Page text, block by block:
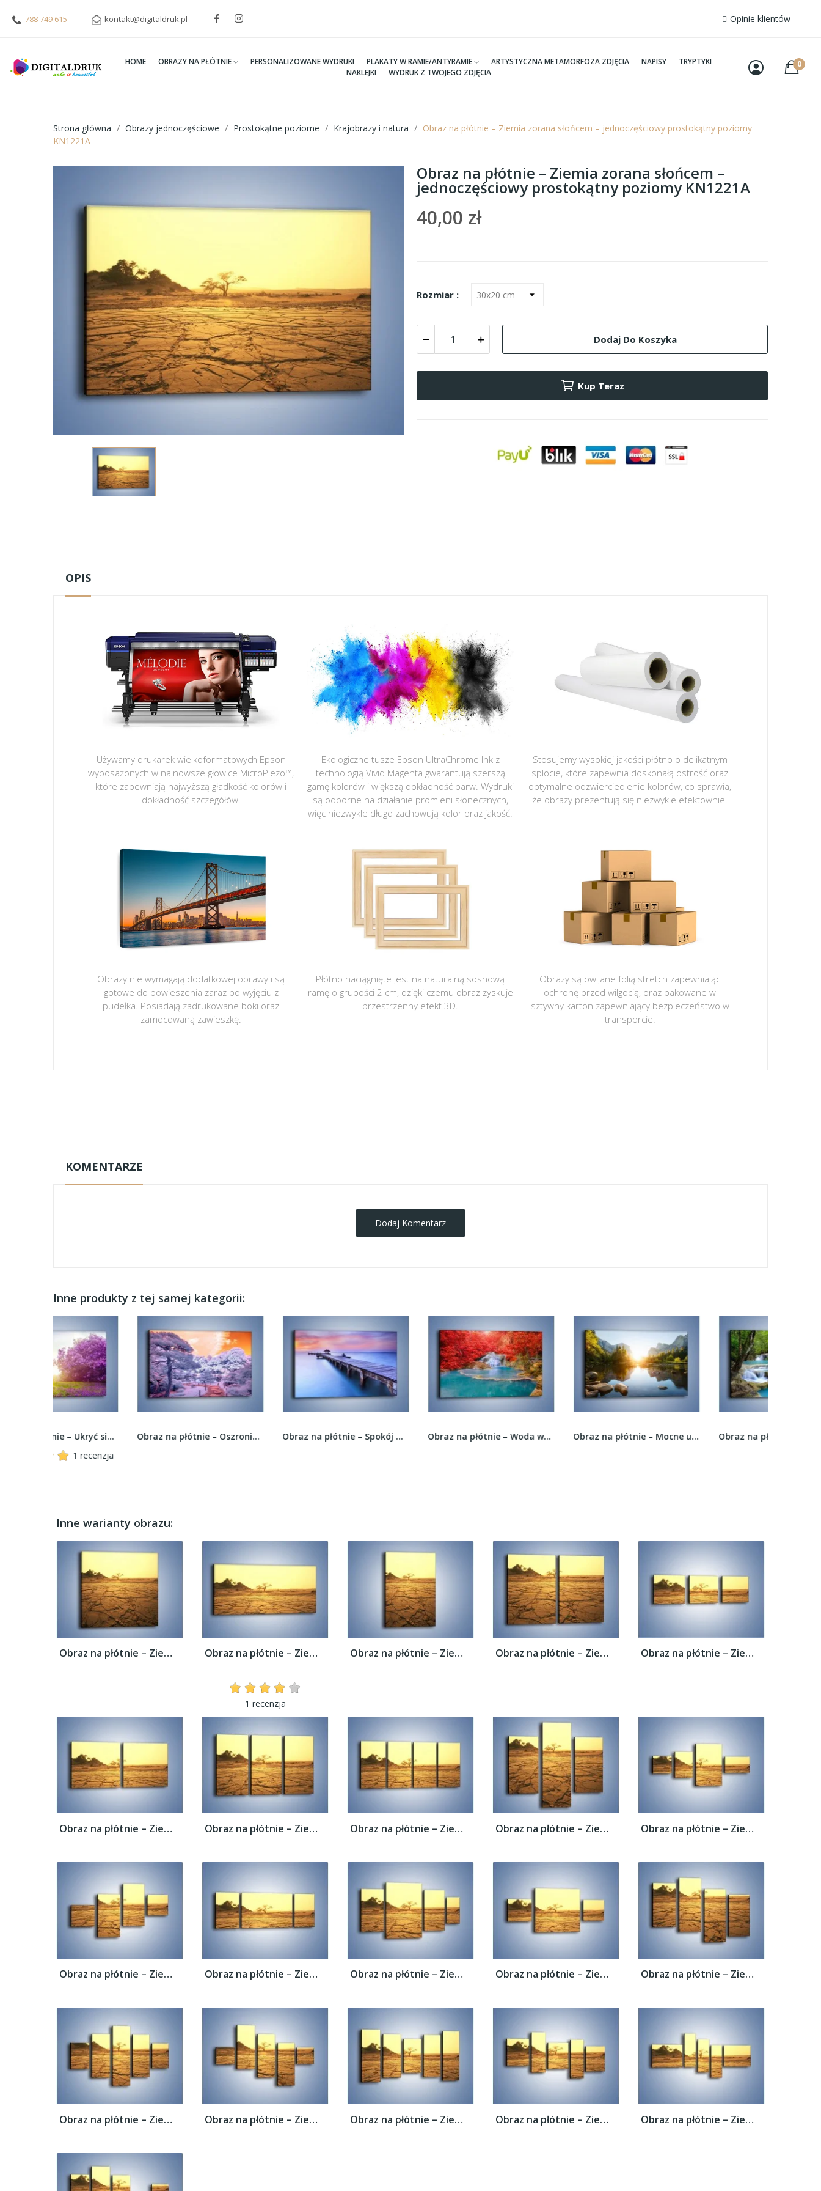
788 749 615 kontakt@digitaldruk.pl Opinie klientów
HOME OBRAZY NA PŁÓTNIE PERSONALIZOWANE WYDRUKI PLAKATY W RAMIE/ANTYRAMIE ARTYSTYCZNA METAMORFOZA ZDJĘCIA NAPISY
TRYPTYKI
NAKLEJKI
WYDRUK Z TWOJEGO ZDJĘCIA
0
Strona główna Obrazy jednoczęściowe Prostokątne poziome Krajobrazy i natura
Obraz na płótnie – Ziemia zorana słońcem – jednoczęściowy prostokątny poziomy
KN1221A
Obraz na płótnie – Ziemia zorana słońcem –
jednoczęściowy prostokątny poziomy KN1221A
40,00 zł
Rozmiar :
Dodaj Do Koszyka
Kup Teraz
OPIS
Używamy drukarek wielkoformatowych Epson
wyposażonych w najnowsze głowice MicroPiezo™,
które zapewniają najwyższą gładkość kolorów i
dokładność szczegółów.
Ekologiczne tusze Epson UltraChrome Ink z
technologią Vivid Magenta gwarantują szerszą
gamę kolorów i większą dokładność barw. Wydruki
są odporne na działanie promieni słonecznych,
więc niezwykle długo zachowują kolor oraz jakość.
Stosujemy wysokiej jakości płótno o delikatnym
splocie, które zapewnia doskonałą ostrość oraz
optymalne odzwierciedlenie kolorów, co sprawia,
że obrazy prezentują się niezwykle efektownie.
Obrazy nie wymagają dodatkowej oprawy i są
gotowe do powieszenia zaraz po wyjęciu z
pudełka. Posiadają zadrukowane boki oraz
zamocowaną zawieszkę.
Płótno naciągnięte jest na naturalną sosnową
ramę o grubości 2 cm, dzięki czemu obraz zyskuje
przestrzenny efekt 3D.
Obrazy są owijane folią stretch zapewniając
ochronę przed wilgocią, oraz pakowane w
sztywny karton zapewniający bezpieczeństwo w
transporcie.
KOMENTARZE
Dodaj Komentarz
Inne produkty z tej samej kategorii:
Obraz na płótnie – Oszroniony leśny krajobraz –... Obraz na płótnie – Spokój w wodzie i drewniany... Obraz na płótnie – Woda wokół czerwieni –... Obraz na płótnie – Mocne uderzenie słońca –... Obraz na płótnie – Kamienne schody i woda –...
Inne warianty obrazu:
Obraz na płótnie – Ziemia zorana słońcem –... Obraz na płótnie – Ziemia zorana słońcem –...
1 recenzja
Obraz na płótnie – Ziemia zorana słońcem –... Obraz na płótnie – Ziemia zorana słońcem –... Obraz na płótnie – Ziemia zorana słońcem –...
Obraz na płótnie – Ziemia zorana słońcem –... Obraz na płótnie – Ziemia zorana słońcem –... Obraz na płótnie – Ziemia zorana słońcem –... Obraz na płótnie – Ziemia zorana słońcem –... Obraz na płótnie – Ziemia zorana słońcem –...
Obraz na płótnie – Ziemia zorana słońcem –... Obraz na płótnie – Ziemia zorana słońcem –... Obraz na płótnie – Ziemia zorana słońcem –... Obraz na płótnie – Ziemia zorana słońcem –... Obraz na płótnie – Ziemia zorana słońcem –...
Obraz na płótnie – Ziemia zorana słońcem –... Obraz na płótnie – Ziemia zorana słońcem –... Obraz na płótnie – Ziemia zorana słońcem –... Obraz na płótnie – Ziemia zorana słońcem –... Obraz na płótnie – Ziemia zorana słońcem –...